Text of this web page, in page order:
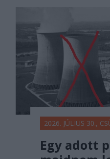
2026. JÚLIUS 30.,
Egy adott